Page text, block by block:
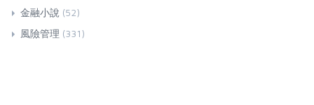
金融小說 (52)
風險管理 (331)